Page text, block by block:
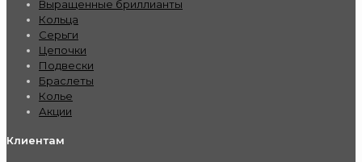
Выращенные бриллианты
Кольца
Серьги
Цепочки
Подвески
Браслеты
Колье
Акции
Клиентам